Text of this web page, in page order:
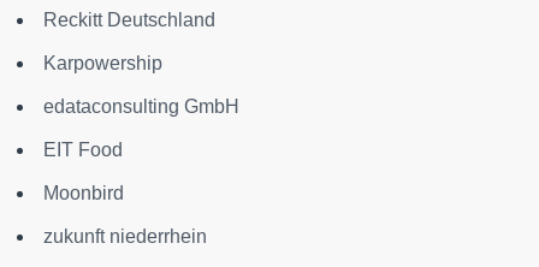
Reckitt Deutschland
Karpowership
edataconsulting GmbH
EIT Food
Moonbird
zukunft niederrhein